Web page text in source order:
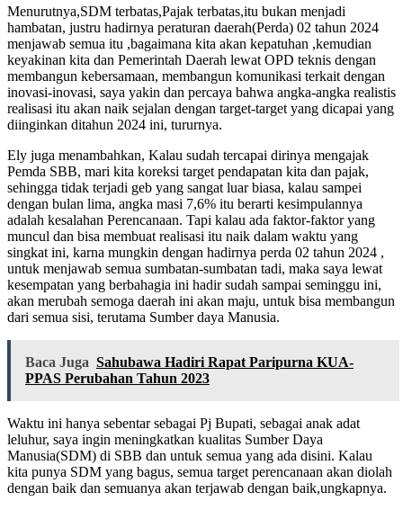
Menurutnya,SDM terbatas,Pajak terbatas,itu bukan menjadi
hambatan, justru hadirnya peraturan daerah(Perda) 02 tahun 2024
menjawab semua itu ,bagaimana kita akan kepatuhan ,kemudian
keyakinan kita dan Pemerintah Daerah lewat OPD teknis dengan
membangun kebersamaan, membangun komunikasi terkait dengan
inovasi-inovasi, saya yakin dan percaya bahwa angka-angka realistis
realisasi itu akan naik sejalan dengan target-target yang dicapai yang
diinginkan ditahun 2024 ini, tururnya.
Ely juga menambahkan, Kalau sudah tercapai dirinya mengajak
Pemda SBB, mari kita koreksi target pendapatan kita dan pajak,
sehingga tidak terjadi geb yang sangat luar biasa, kalau sampei
dengan bulan lima, angka masi 7,6% itu berarti kesimpulannya
adalah kesalahan Perencanaan. Tapi kalau ada faktor-faktor yang
muncul dan bisa membuat realisasi itu naik dalam waktu yang
singkat ini, karna mungkin dengan hadirnya perda 02 tahun 2024 ,
untuk menjawab semua sumbatan-sumbatan tadi, maka saya lewat
kesempatan yang berbahagia ini hadir sudah sampai seminggu ini,
akan merubah semoga daerah ini akan maju, untuk bisa membangun
dari semua sisi, terutama Sumber daya Manusia.
Baca Juga Sahubawa Hadiri Rapat Paripurna KUA-
PPAS Perubahan Tahun 2023
Waktu ini hanya sebentar sebagai Pj Bupati, sebagai anak adat
leluhur, saya ingin meningkatkan kualitas Sumber Daya
Manusia(SDM) di SBB dan untuk semua yang ada disini. Kalau
kita punya SDM yang bagus, semua target perencanaan akan diolah
dengan baik dan semuanya akan terjawab dengan baik,ungkapnya.